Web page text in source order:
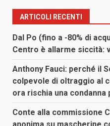
ARTICOLI RECENTI
Dal Po (fino a -80% di
Centro è allarme siccità:
Anthony Fauci: perché il
colpevole di oltraggio al
ora rischia una condanna
Conte alla commissione